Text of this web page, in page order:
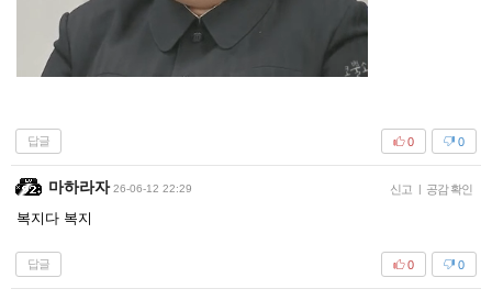
답글 0
0
마하라자 26-06-12 22:29 신고 공감 확인
복지다 복지
답글 0
0